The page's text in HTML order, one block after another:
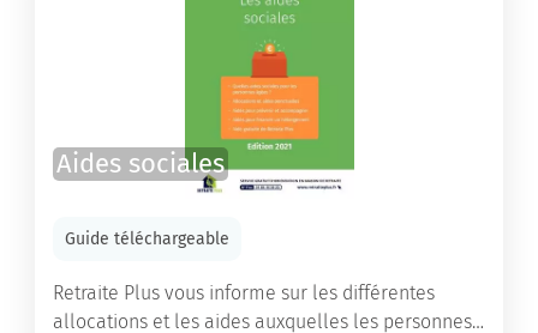
Aides sociales
Guide téléchargeable
Retraite Plus vous informe sur les différentes
allocations et les aides auxquelles les personnes